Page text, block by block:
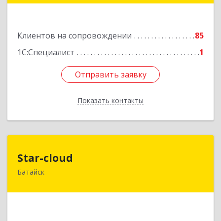
Клиентов на сопровождении
85
1С:Специалист
1
Отправить заявку
Показать контакты
Отправить заявку
Назад
Star-cloud
Батайск
346880, Ростовская обл, Батайск г, Фермерская